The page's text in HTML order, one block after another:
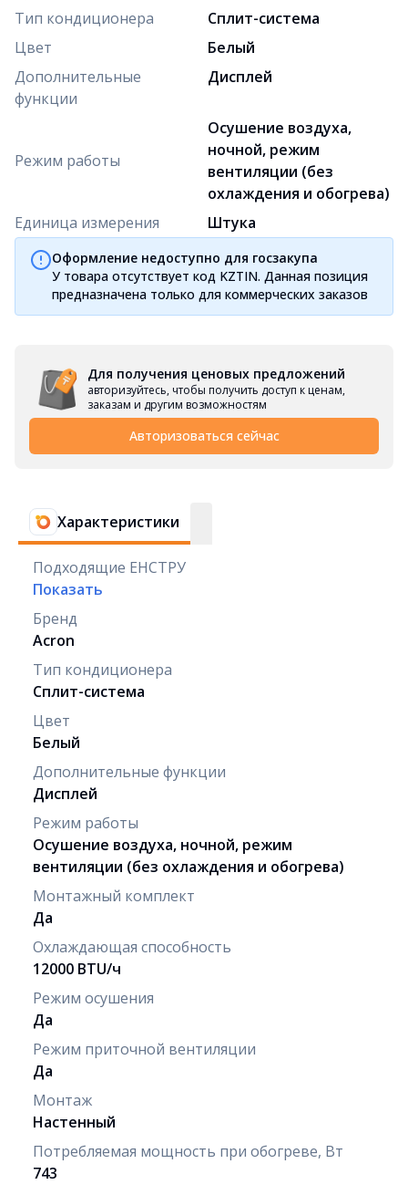
Тип кондиционера
Сплит-система
Цвет
Белый
Дополнительные
функции
Дисплей
Режим работы
Осушение воздуха,
ночной, режим
вентиляции (без
охлаждения и обогрева)
Единица измерения
Штука
Оформление недоступно для госзакупа
У товара отсутствует код KZTIN. Данная позиция
предназначена только для коммерческих заказов
Для получения ценовых предложений
авторизуйтесь, чтобы получить доступ к ценам,
заказам и другим возможностям
Авторизоваться сейчас
Характеристики
Подходящие ЕНСТРУ
Показать
Бренд
Acron
Тип кондиционера
Сплит-система
Цвет
Белый
Дополнительные функции
Дисплей
Режим работы
Осушение воздуха, ночной, режим
вентиляции (без охлаждения и обогрева)
Монтажный комплект
Да
Охлаждающая способность
12000 BTU/ч
Режим осушения
Да
Режим приточной вентиляции
Да
Монтаж
Настенный
Потребляемая мощность при обогреве, Вт
743